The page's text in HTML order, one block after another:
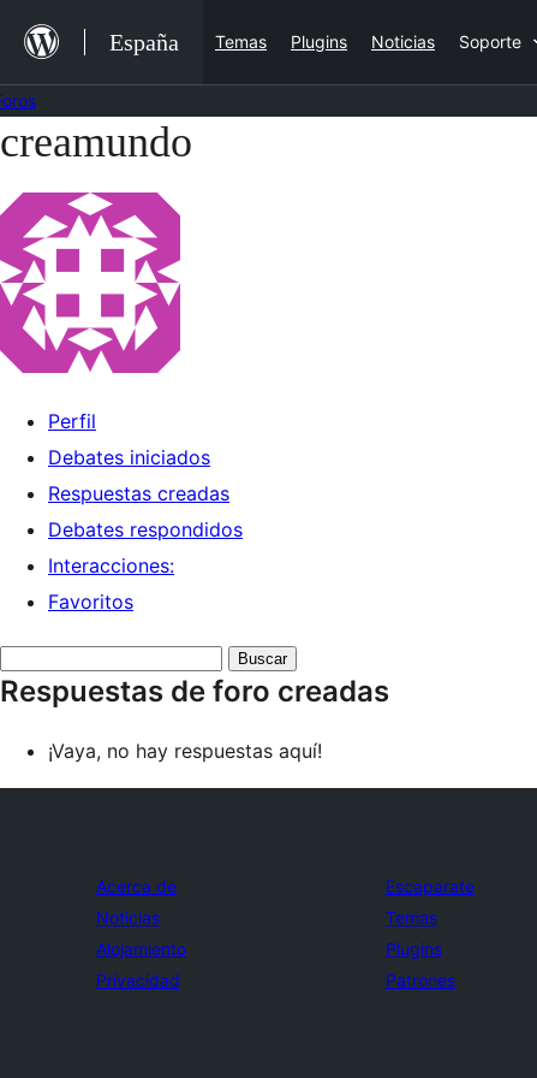
contenido
España Temas Plugins Noticias Soporte
Saltar
contenido
creamundo
Perfil
Debates iniciados
Respuestas creadas
Debates respondidos
Interacciones:
Favoritos
respuestas:
Respuestas de foro creadas
¡Vaya, no hay respuestas aquí!
Acerca de
Noticias
Alojamiento
Privacidad
Escaparate
Temas
Plugins
Patrones